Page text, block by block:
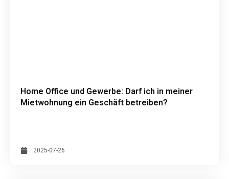
Home Office und Gewerbe: Darf ich in meiner
Mietwohnung ein Geschäft betreiben?
2025-07-26